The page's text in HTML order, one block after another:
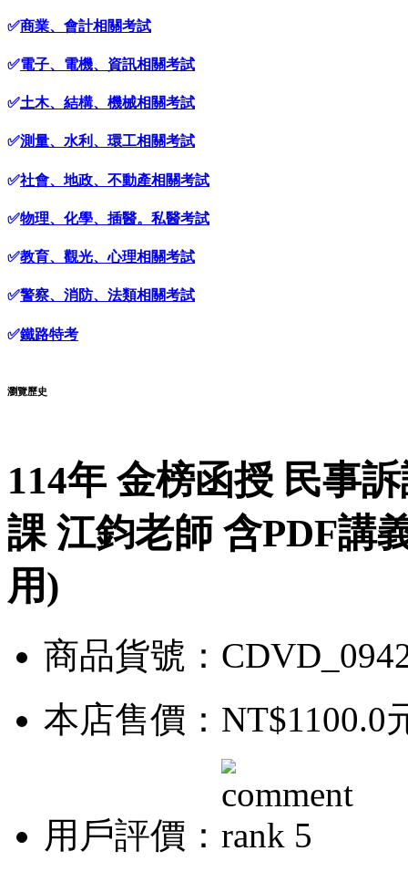
✅商業、會計相關考試
✅電子、電機、資訊相關考試
✅土木、結構、機械相關考試
✅測量、水利、環工相關考試
✅社會、地政、不動產相關考試
✅物理、化學、插醫。私醫考試
✅教育、觀光、心理相關考試
✅警察、消防、法類相關考試
✅鐵路特考
瀏覽歷史
114年 金榜函授 民事
課 江鈞老師 含PDF講
用)
商品貨號：
本店售價： NT$1100.0
用戶評價：